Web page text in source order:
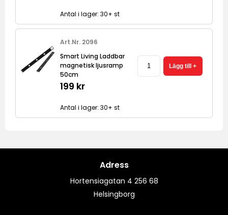
Antal i lager: 30+ st
Art.Nr. 2096
Smart Living Laddbar
magnetisk ljusramp
50cm
199 kr
Antal i lager: 30+ st
Adress
Hortensiagatan 4 256 68
Helsingborg